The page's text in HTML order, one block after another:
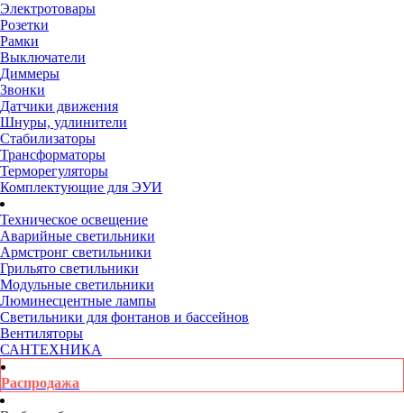
Электротовары
Розетки
Рамки
Выключатели
Диммеры
Звонки
Датчики движения
Шнуры, удлинители
Стабилизаторы
Трансформаторы
Терморегуляторы
Комплектующие для ЭУИ
Техническое освещение
Аварийные светильники
Армстронг светильники
Грильято светильники
Модульные светильники
Люминесцентные лампы
Светильники для фонтанов и бассейнов
Вентиляторы
САНТЕХНИКА
Распродажа